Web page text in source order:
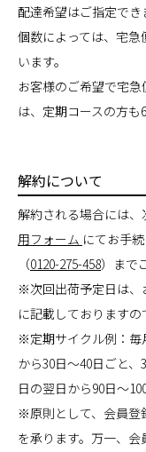
配達希望はご指定でき
個数によっては、宅
います。
お客様のご希望で宅
は、定期コースの方も
解約について
解約される場合には、
用フォーム にてお手
（0120-275-458）まで
※次回出荷予定日は、
に記載しておりますの
※定期サイクル例：毎
から30日～40日ごと
日の翌日から90日～
※原則として、会員登
を承ります。万一、